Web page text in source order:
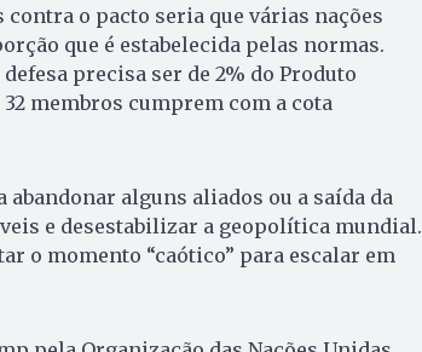
contra o pacto seria que várias nações
que é estabelecida pelas normas.
precisa ser de 2% do Produto
membros cumprem com a cota
alguns aliados ou a saída da
e desestabilizar a geopolítica mundial.
o momento “caótico” para escalar em